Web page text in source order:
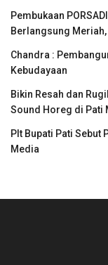
Pembukaan
Berlangsung
Chandra :
Kebudayaan
Bikin Resah dan
Sound Horeg di Pati
Plt Bupati Pati Sebut
Media